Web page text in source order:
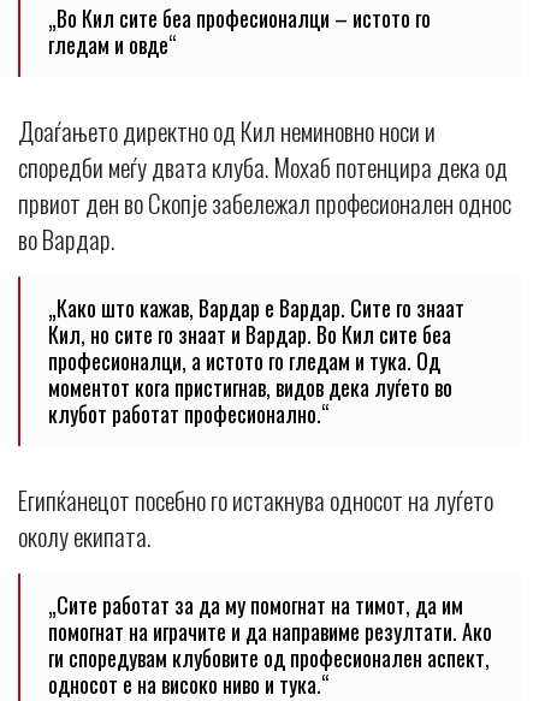
„Во Кил сите беа професионалци – истото го
гледам и овде“
Доаѓањето директно од Кил неминовно носи и
споредби меѓу двата клуба. Мохаб потенцира дека од
првиот ден во Скопје забележал професионален однос
во Вардар.
„Како што кажав, Вардар е Вардар. Сите го знаат
Кил, но сите го знаат и Вардар. Во Кил сите беа
професионалци, а истото го гледам и тука. Од
моментот кога пристигнав, видов дека луѓето во
клубот работат професионално.“
Египќанецот посебно го истакнува односот на луѓето
околу екипата.
„Сите работат за да му помогнат на тимот, да им
помогнат на играчите и да направиме резултати. Ако
ги споредувам клубовите од професионален аспект,
односот е на високо ниво и тука.“